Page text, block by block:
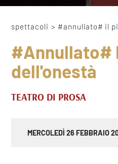
spettacoli > #annullato# il
#Annullato#
dell'onestà
TEATRO DI PROSA
MERCOLEDÌ 26 FEBBRAIO